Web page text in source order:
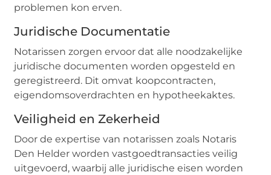
problemen kon erven.
Juridische Documentatie
Notarissen zorgen ervoor dat alle noodzakelijke
juridische documenten worden opgesteld en
geregistreerd. Dit omvat koopcontracten,
eigendomsoverdrachten en hypotheekaktes.
Veiligheid en Zekerheid
Door de expertise van notarissen zoals Notaris
Den Helder worden vastgoedtransacties veilig
uitgevoerd, waarbij alle juridische eisen worden